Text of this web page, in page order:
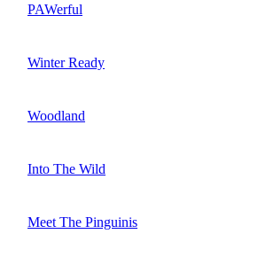
PAWerful
Winter Ready
Woodland
Into The Wild
Meet The Pinguinis